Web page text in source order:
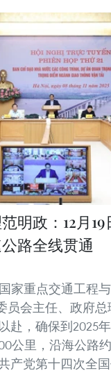
明政：12月
路全线贯通
家重点交通工程
员会主任、政府
赴，确保到2025
公里，沿海公路
产党第十四次全